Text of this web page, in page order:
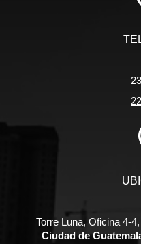
Torre Luna, Oficina 4-
Ciudad de